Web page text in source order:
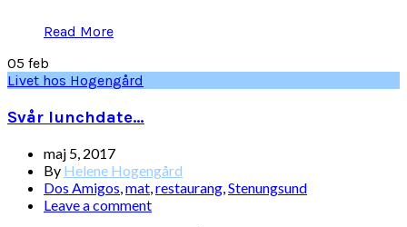
Read More
05 feb
Livet hos Hogengård
Svår lunchdate…
maj 5, 2017
By Helene Hogengård
Dos Amigos,mat,restaurang,Stenungsund
Leave a comment